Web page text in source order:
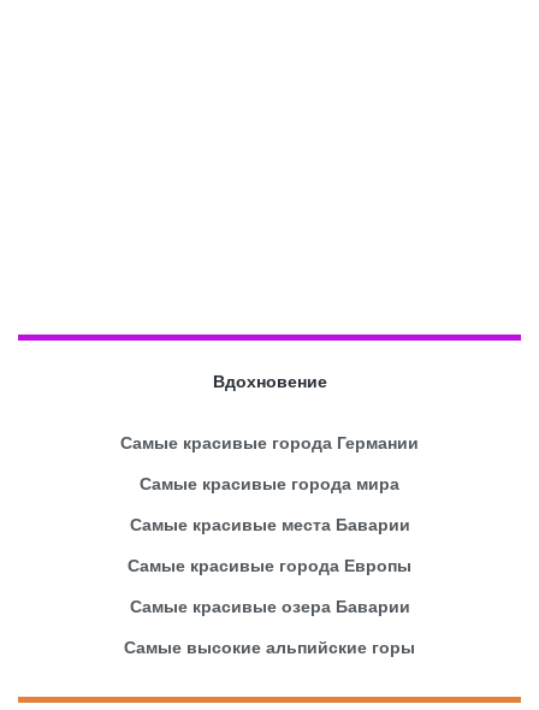
Вдохновение
Самые красивые города Германии
Самые красивые города мира
Самые красивые места Баварии
Самые красивые города Европы
Самые красивые озера Баварии
Самые высокие альпийские горы